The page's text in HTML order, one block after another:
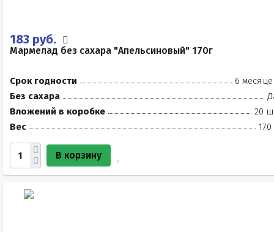
183 руб.
Мармелад без сахара "Апельсиновый" 170г
Срок годности
6
Без сахара
Вложений в коробке
20
Вес
170
В корзину